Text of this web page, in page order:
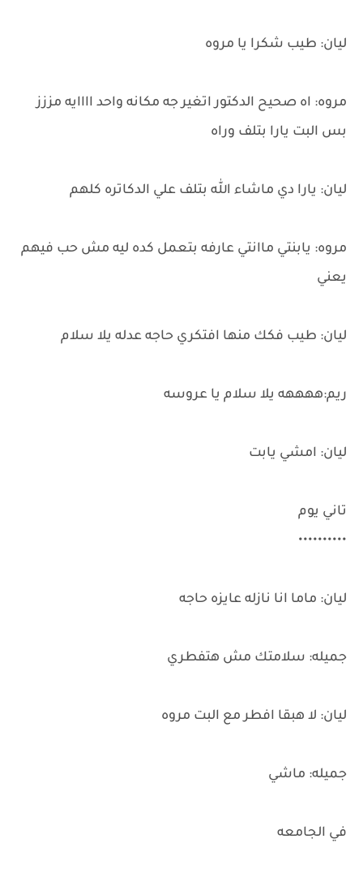
ليان: طيب شكرا يا مروه
مروه: اه صحيح الدكتور اتغير جه مكانه واحد اااايه مززز
بس البت يارا بتلف وراه
ليان: يارا دي ماشاء الله بتلف علي الدكاتره كلهم
مروه: يابنتي ماانتي عارفه بتعمل كده ليه مش حب فيهم
يعني
ليان: طيب فكك منها افتكري حاجه عدله يلا سلام
ريم:ههههه يلا سلام يا عروسه
ليان: امشي يابت
تاني يوم
••••••••••
ليان: ماما انا نازله عايزه حاجه
جميله: سلامتك مش هتفطري
ليان: لا هبقا افطر مع البت مروه
جميله: ماشي
في الجامعه